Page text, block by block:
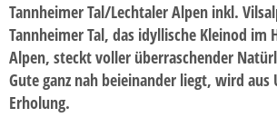
So erreichen Sie uns -
Kontaktformular
REISEGUTSCHEINE
Tannheimer Tal/Lechtaler Alpen inkl.
Tannheimer Tal, das idyllische Kleinod im
Alpen, steckt voller überraschender
Gute ganz nah beieinander liegt, wird aus
Erholung.